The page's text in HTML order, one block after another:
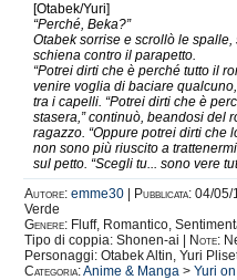
[Otabek/Yuri]
“Perché, Beka?”
Otabek sorrise e scrollò le
schiena contro il parapetto.
“Potrei dirti che è perché tutto il
venire voglia di baciare
tra i capelli. “Potrei dirti che è
stasera,” continuò, beandosi del
ragazzo. “Oppure potrei dirti che
non sono più riuscito a
sul petto. “Scegli tu... sono vere
Autore: emme30 Pubblicata: 04/05/
Verde
Genere: Fluff, Romantico,
Tipo di coppia: Shonen-ai |
Note:
Personaggi: Otabek Altin, Yuri
Categoria:Anime & Manga > Yuri